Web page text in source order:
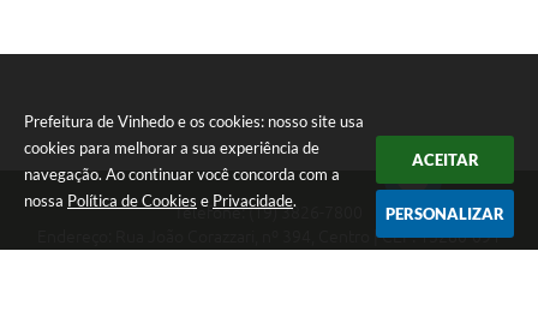
Prefeitura de Vinhedo e os cookies: nosso site usa
cookies para melhorar a sua experiência de
navegação. Ao continuar você concorda com a
nossa Política de Cookies e Privacidade.
ACEITAR
PERSONALIZAR
Telefone: (19) 3826-7800
Endereço: Rua João Corazzari, nº 394, Centro | CEP: 13280-091